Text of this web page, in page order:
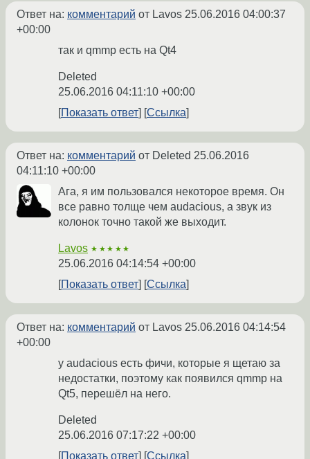
Ответ на: комментарий от Lavos 25.06.2016 04:00:37
+00:00
так и qmmp есть на Qt4
Deleted
25.06.2016 04:11:10 +00:00
Показать ответ
Ссылка
Ответ на: комментарий от Deleted 25.06.2016
04:11:10 +00:00
Ага, я им пользовался некоторое время. Он
все равно толще чем audacious, а звук из
колонок точно такой же выходит.
Lavos ★★★★★
25.06.2016 04:14:54 +00:00
Показать ответ
Ссылка
Ответ на: комментарий от Lavos 25.06.2016 04:14:54
+00:00
у audacious есть фичи, которые я щетаю за
недостатки, поэтому как появился qmmp на
Qt5, перешёл на него.
Deleted
25.06.2016 07:17:22 +00:00
Показать ответ
Ссылка